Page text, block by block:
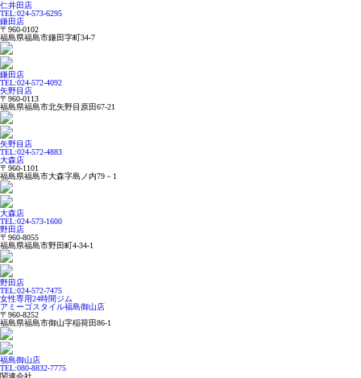
仁井田店
TEL:024-573-6295
鎌田店
〒960-0102
福島県福島市鎌田字町34-7
鎌田店
TEL:024-572-4092
矢野目店
〒960-0113
福島県福島市北矢野目原田67-21
矢野目店
TEL:024-572-4883
大森店
〒960-1101
福島県福島市大森字島ノ内79－1
大森店
TEL:024-573-1600
野田店
〒960-8055
福島県福島市野田町4-34-1
野田店
TEL:024-572-7475
女性専用24時間ジム
アミーゴスタイル福島御山店
〒960-8252
福島県福島市御山字稲荷田86-1
福島御山店
TEL:080-8832-7775
関連会社